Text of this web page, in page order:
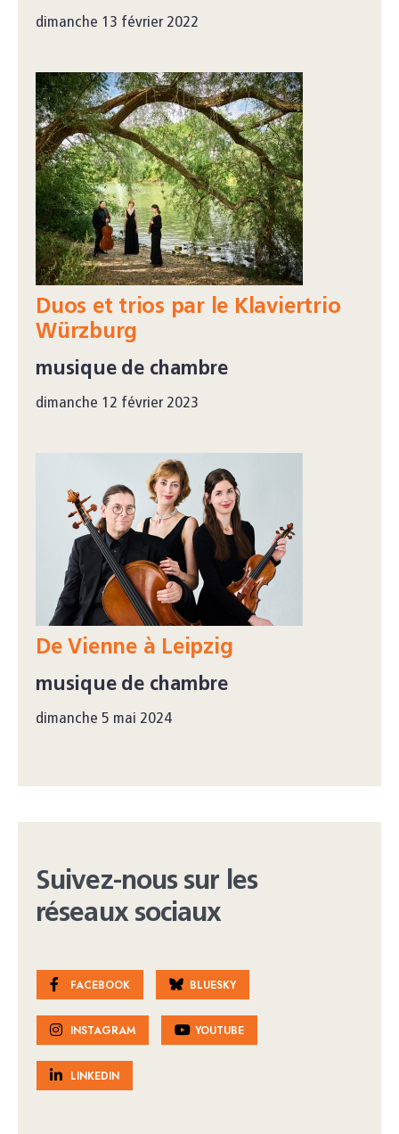
dimanche 13 février 2022
Duos et trios par le Klaviertrio
Würzburg
musique de chambre
dimanche 12 février 2023
De Vienne à Leipzig
musique de chambre
dimanche 5 mai 2024
Suivez-nous sur les
réseaux sociaux
FACEBOOK BLUESKY
INSTAGRAM YOUTUBE
LINKEDIN